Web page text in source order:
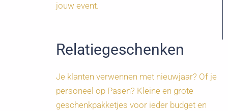
jouw event.
Relatiegeschenken
Je klanten verwennen met nieuwjaar? Of je
personeel op Pasen? Kleine en grote
geschenkpakketjes voor ieder budget en